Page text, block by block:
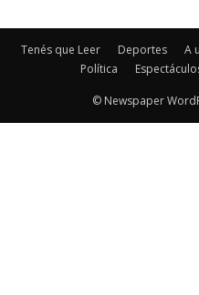
Tenés que Leer Deportes A
Política
© Newspaper